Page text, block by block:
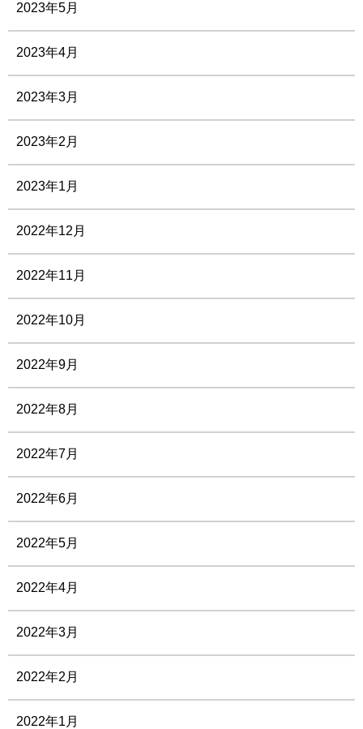
2023年5月
2023年4月
2023年3月
2023年2月
2023年1月
2022年12月
2022年11月
2022年10月
2022年9月
2022年8月
2022年7月
2022年6月
2022年5月
2022年4月
2022年3月
2022年2月
2022年1月